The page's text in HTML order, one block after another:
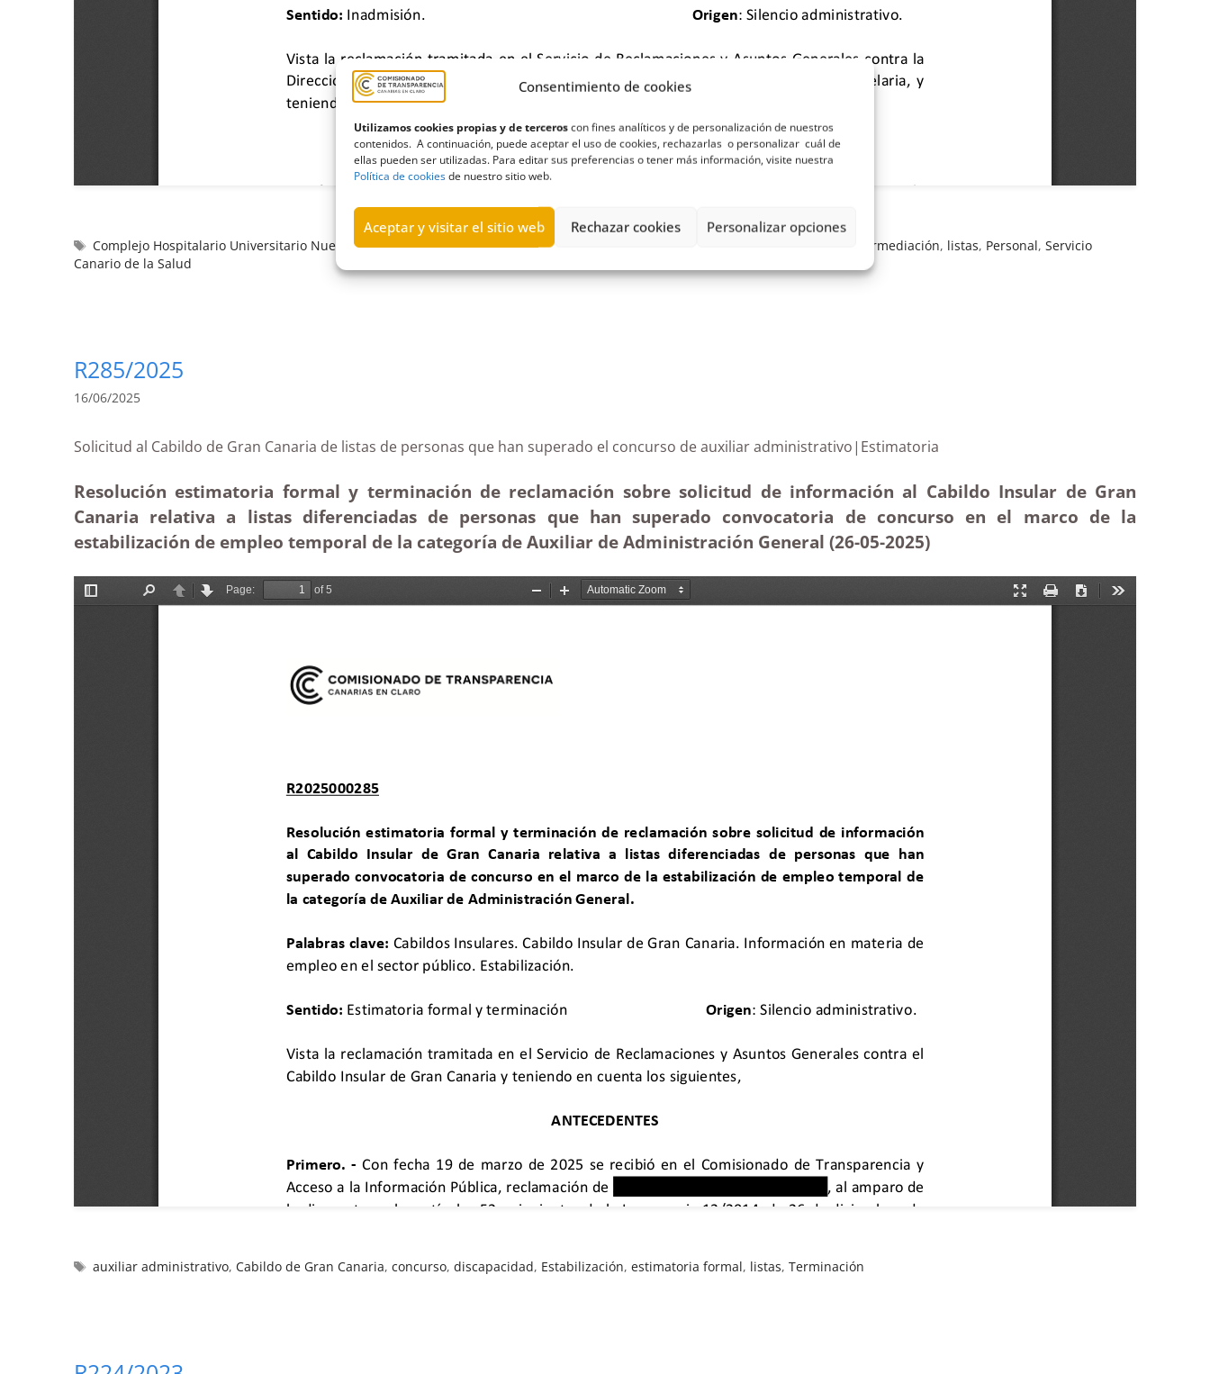
Consentimiento de cookies
Utilizamos cookies propias y de terceroscon fines analíticos y de personalización de nuestros
contenidos. A continuación, puede aceptar el uso de cookies, rechazarlas o personalizar cuál de
ellas pueden ser utilizadas. Para editar sus preferencias o tener más información, visite nuestra
Política de cookiesde nuestro sitio web.
Aceptar y visitar el sitio web Rechazar cookies Personalizar opciones
Complejo Hospitalario Universitario Nuestra Señora de Candelaria,Gobierno de Canarias intermediación, listas, Personal,Servicio
Canario de la Salud
R285/2025
16/06/2025
Solicitud al Cabildo de Gran Canaria de listas de personas que han superado el concurso de auxiliar administrativo|Estimatoria
Resolución estimatoria formal y terminación de reclamación sobre solicitud de información al Cabildo Insular de Gran
Canaria relativa a listas diferenciadas de personas que han superado convocatoria de concurso en el marco de la
estabilización de empleo temporal de la categoría de Auxiliar de Administración General (26-05-2025)
auxiliar administrativo,Cabildo de Gran Canaria,concurso,discapacidad, Estabilización,estimatoria formal, listas,Terminación